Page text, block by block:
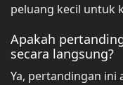
peluang kecil untuk
Apakah
secara langsung?
Ya, pertandingan ini